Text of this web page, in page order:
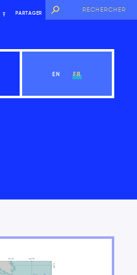
PARTAGER
EN FR